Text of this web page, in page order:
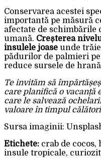
Conservarea acestei
importantă pe măsură
afectate de schimbările
umană. Creșterea
insulele joase unde
pădurilor de palmieri
reduce sursele de
Te invităm să
care planifică o vacanță
care le salvează
valoare în timpul
Sursa imaginii:
Etichete: crab de
insule tropicale,